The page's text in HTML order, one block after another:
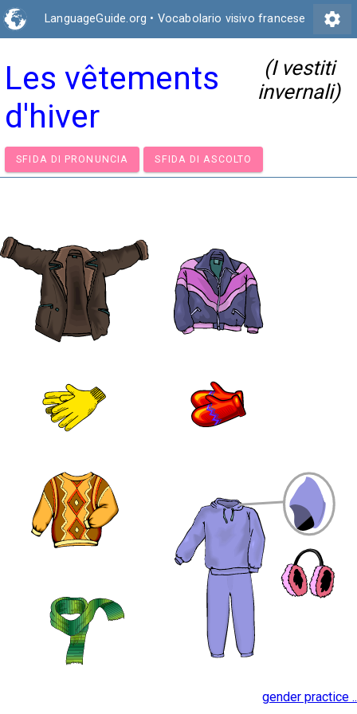
LanguageGuide.org • Vocabolario visivo francese settings
Les vêtements
d'hiver
(I vestiti
invernali)
SFIDA DI PRONUNCIA SFIDA DI ASCOLTO
gender practice ..